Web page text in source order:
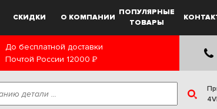
СКИДКИ О КОМПАНИИ
ПОПУЛЯРНЫЕ
ТОВАРЫ
До бесплатной доставки
Почтой России 12000 Р